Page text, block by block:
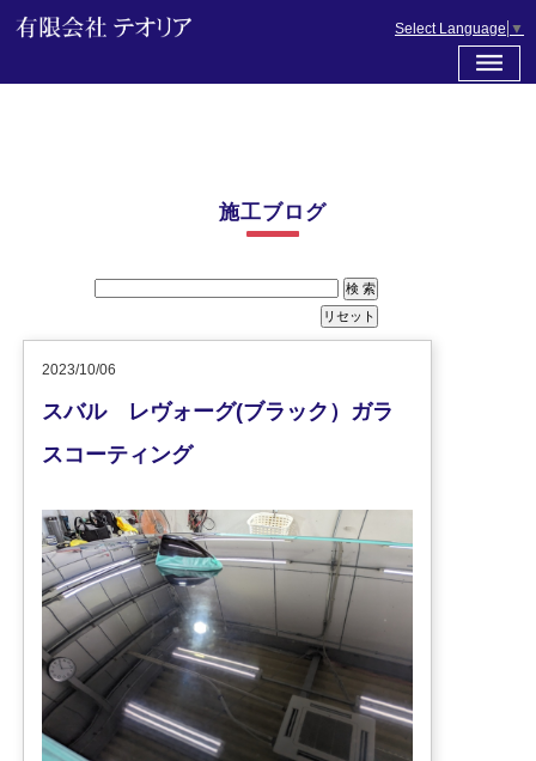
Select Language ▼
施工ブログ
2023/10/06
スバル レヴォーグ(ブラック）ガラ
スコーティング